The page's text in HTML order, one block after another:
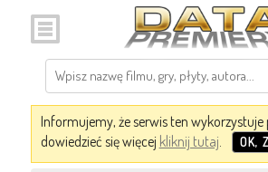
Informujemy, że serwis ten wykorzystuje
dowiedzieć się więcej kliknij tutaj. OK,